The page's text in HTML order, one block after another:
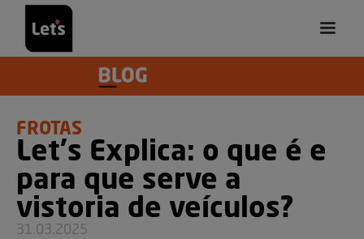
FROTAS
Let's Explica: o que é e
para que serve a
vistoria de veículos?
31.03.2025